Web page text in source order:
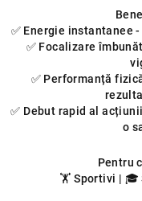
✅ Energie instantanee
✅ Focalizare
✅ Performanță
✅ Debut rapid al
o
Pentru
🏋️ Sportivi | 🎓